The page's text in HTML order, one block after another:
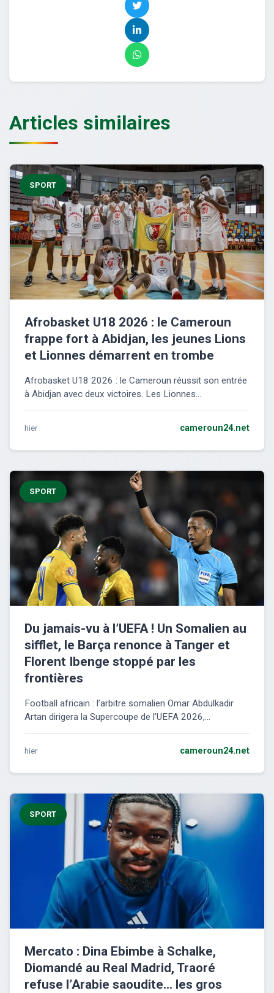
Articles similaires
SPORT
Afrobasket U18 2026 : le Cameroun
frappe fort à Abidjan, les jeunes Lions
et Lionnes démarrent en trombe
Afrobasket U18 2026 : le Cameroun réussit son entrée
à Abidjan avec deux victoires. Les Lionnes...
hier cameroun24.net
SPORT
Du jamais-vu à l’UEFA ! Un Somalien au
sifflet, le Barça renonce à Tanger et
Florent Ibenge stoppé par les
frontières
Football africain : l’arbitre somalien Omar Abdulkadir
Artan dirigera la Supercoupe de l’UEFA 2026,...
hier cameroun24.net
SPORT
Mercato : Dina Ebimbe à Schalke,
Diomandé au Real Madrid, Traoré
refuse l’Arabie saoudite… les gros